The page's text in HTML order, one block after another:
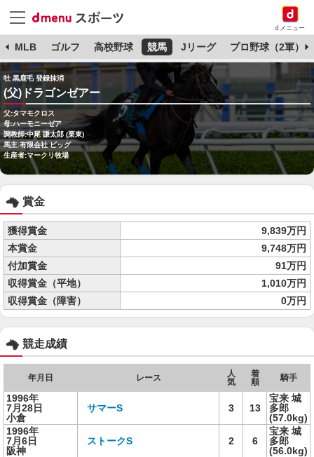
dメニュー
MLB ゴルフ 高校野球 競馬 Jリーグ プロ野球（2軍）
牡 黒鹿毛 登録抹消
(父)ドラゴンゼアー
父:タマモクロス
母:ハーモニーゼア
調教師:中尾 謙太郎 (栗東)
馬主:有限会社 ビッグ
生産者:マークリ牧場
賞金
獲得賞金
9,839万円
本賞金
9,748万円
付加賞金
91万円
収得賞金（平地）
1,010万円
収得賞金（障害）
0万円
競走成績
年月日 レース
人
気
着
順
騎手
1996年
7月28日
小倉
サマーS 3 13
宝来 城
多郎
(57.0kg)
1996年
7月6日
阪神
ストークS 2 6
宝来 城
多郎
(56.0kg)